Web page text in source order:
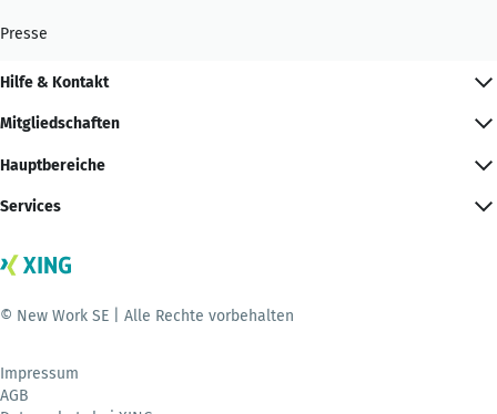
Presse
Hilfe & Kontakt
Mitgliedschaften
Hauptbereiche
Services
© New Work SE | Alle Rechte vorbehalten
Impressum
AGB